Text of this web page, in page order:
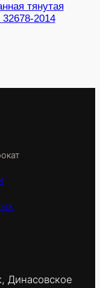
тянутая
2014
Динасовское